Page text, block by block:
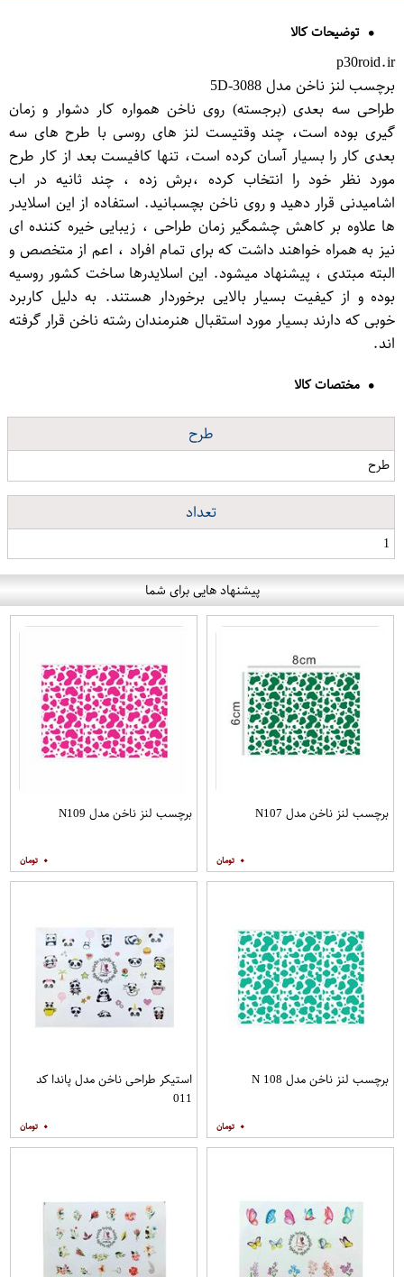
توضیحات کالا
p30roid.ir
برچسب لنز ناخن مدل 5D-3088
طراحی سه بعدی (برجسته) روی ناخن همواره کار دشوار و زمان
گیری بوده است، چند وقتیست لنز های روسی با طرح های سه
بعدی کار را بسیار آسان کرده است، تنها کافیست بعد از کار طرح
مورد نظر خود را انتخاب کرده ،برش زده ، چند ثانیه در اب
اشامیدنی قرار دهید و روی ناخن بچسبانید. استفاده از این اسلایدر
ها علاوه بر کاهش چشمگیر زمان طراحی ، زیبایی خیره کننده ای
نیز به همراه خواهند داشت که برای تمام افراد ، اعم از متخصص و
البته مبتدی ، پیشنهاد میشود. این اسلایدرها ساخت کشور روسیه
بوده و از کیفیت بسیار بالایی برخوردار هستند. به دلیل کاربرد
خوبی که دارند بسیار مورد استقبال هنرمندان رشته ناخن قرار گرفته
اند.
مختصات کالا
طرح
طرح
تعداد
1
پیشنهاد هایی برای شما
برچسب لنز ناخن مدل N107
۰
برچسب لنز ناخن مدل N109
۰
برچسب لنز ناخن مدل N 108
۰
استیکر طراحی ناخن مدل پاندا کد
011
۰